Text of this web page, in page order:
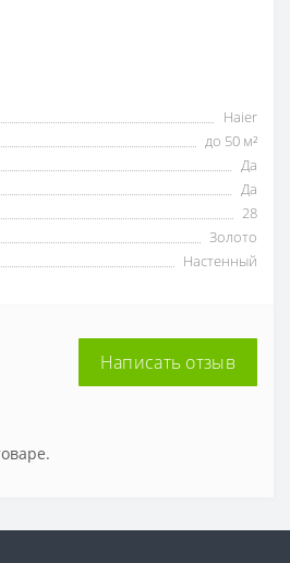
Haier
до 50 м²
Да
Да
28
Золото
Настенный
Написать отзыв